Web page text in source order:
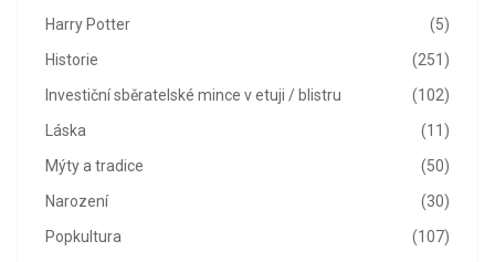
(5)
Harry Potter
(251)
Historie
(102)
Investiční sběratelské mince v etuji / blistru
(11)
Láska
(50)
Mýty a tradice
(30)
Narození
(107)
Popkultura